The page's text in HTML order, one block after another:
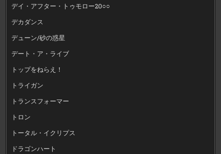
デイ・アフター・トゥモロー20○○
デカダンス
デューン/砂の惑星
デート・ア・ライブ
トップをねらえ！
トライガン
トランスフォーマー
トロン
トータル・イクリプス
ドラゴンハート